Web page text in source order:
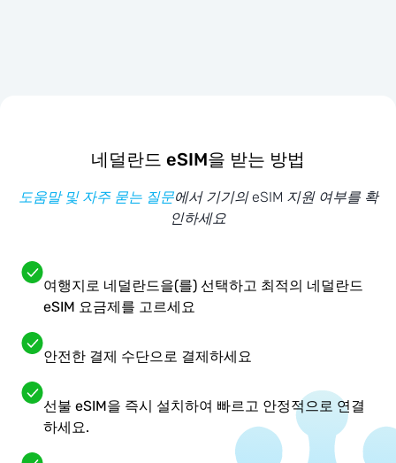
네덜란드 eSIM을 받는 방법
도움말 및 자주 묻는 질문에서 기기의 eSIM 지원 여부를 확
인하세요
여행지로 네덜란드을(를) 선택하고 최적의 네덜란드
eSIM 요금제를 고르세요
안전한 결제 수단으로 결제하세요
선불 eSIM을 즉시 설치하여 빠르고 안정적으로 연결
하세요.